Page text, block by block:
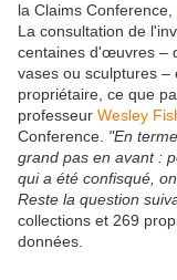
la Claims Conference,
La consultation de
centaines d'œuvres –
vases ou sculptures –
propriétaire, ce que
professeur Wesley
Conference. "En
grand pas en avant :
qui a été confisqué,
Reste la question
collections et 269
données.